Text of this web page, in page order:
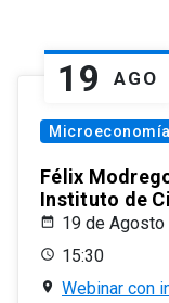
19 AGO
Félix
Instituto de
19 de
15:30
Webinar con